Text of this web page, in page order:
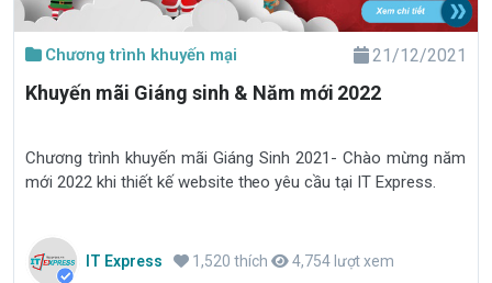
Chương trình khuyến mại 21/12/2021
Khuyến mãi Giáng sinh & Năm mới 2022
Chương trình khuyến mãi Giáng Sinh 2021- Chào mừng năm
mới 2022 khi thiết kế website theo yêu cầu tại IT Express.
IT Express 1,520 thích 4,754 lượt xem